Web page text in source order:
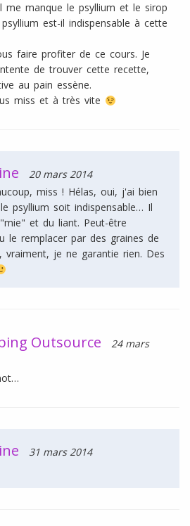
me manque le psyllium et le sirop
est-il indispensable à cette
faire profiter de ce cours. Je
de trouver cette recette,
au pain essène.
miss et à très vite
20 mars 2014
miss ! Hélas, oui, j'ai bien
psyllium soit indispensable… Il
et du liant. Peut-être
le remplacer par des graines de
vraiment, je ne garantie rien. Des
Outsource
24 mars
31 mars 2014